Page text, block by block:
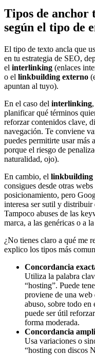
Tipos de anchor
según el tipo de
El tipo de texto ancla que
en tu estrategia de SEO,
el interlinking (enlaces
o el linkbuilding externo
apuntan al tuyo).
En el caso del interlinking
planificar qué términos
reforzar contenidos clave,
navegación. Te conviene
puedes permitirte usar más
porque el riesgo de
naturalidad, ojo).
En cambio, el linkbuilding
consigues desde otras
posicionamiento, pero
interesa ser sutil y
Tampoco abuses de las
marca, a las genéricas o a
¿No tienes claro a qué me
explico los tipos más
Concordancia
Utiliza la palabra
“hosting”. Puede
proviene de una web
abuso, sobre todo en
puede ser útil
forma moderada.
Concordancia
Usa variaciones o
“hosting con discos